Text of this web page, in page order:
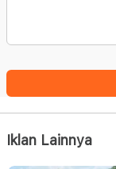
Iklan Lainnya